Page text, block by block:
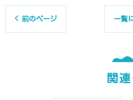
< 前のページ 一覧
関